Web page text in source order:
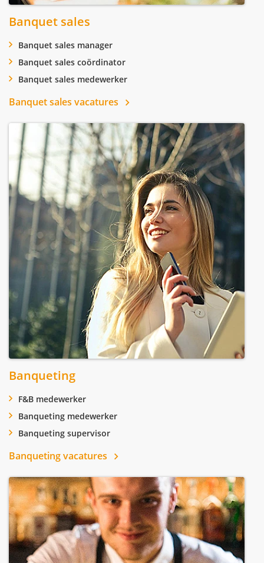
Banquet sales
Banquet sales manager
Banquet sales coördinator
Banquet sales medewerker
Banquet sales vacatures
Banqueting
F&B medewerker
Banqueting medewerker
Banqueting supervisor
Banqueting vacatures